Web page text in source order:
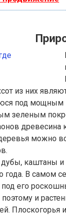
из них
под
зеленым
древесина
можно
каштаны
В самом
его
и